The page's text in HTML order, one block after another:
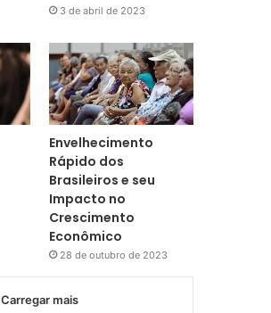
3 de abril de 2023
Envelhecimento
Rápido dos
Brasileiros e seu
Impacto no
Crescimento
Econômico
28 de outubro de 2023
Carregar mais